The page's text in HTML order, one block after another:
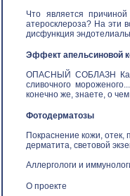
Что является
атеросклероза? На эти
дисфункция
Эффект апельсиновой
ОПАСНЫЙ СОБЛАЗН Как
сливочного
конечно же, знаете, о
Фотодерматозы
Покраснение кожи, отек,
дерматита, световой
Аллергологи и
О проекте